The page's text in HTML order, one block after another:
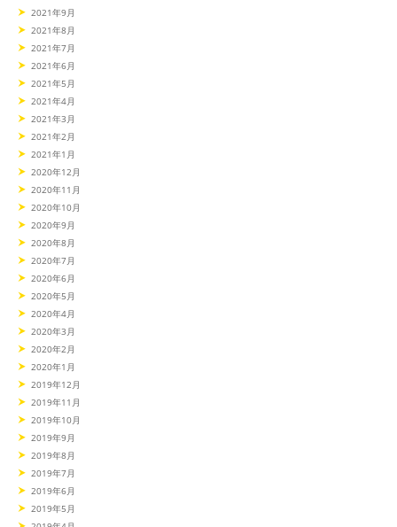
2021年9月
2021年8月
2021年7月
2021年6月
2021年5月
2021年4月
2021年3月
2021年2月
2021年1月
2020年12月
2020年11月
2020年10月
2020年9月
2020年8月
2020年7月
2020年6月
2020年5月
2020年4月
2020年3月
2020年2月
2020年1月
2019年12月
2019年11月
2019年10月
2019年9月
2019年8月
2019年7月
2019年6月
2019年5月